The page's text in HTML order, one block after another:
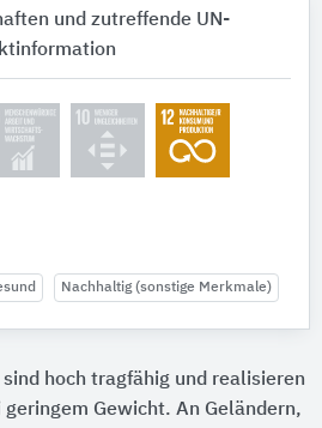
und zutreffende UN-
Nachhaltig (sonstige Merkmale)
sind hoch tragfähig und realisieren
Gewicht. An Geländern,